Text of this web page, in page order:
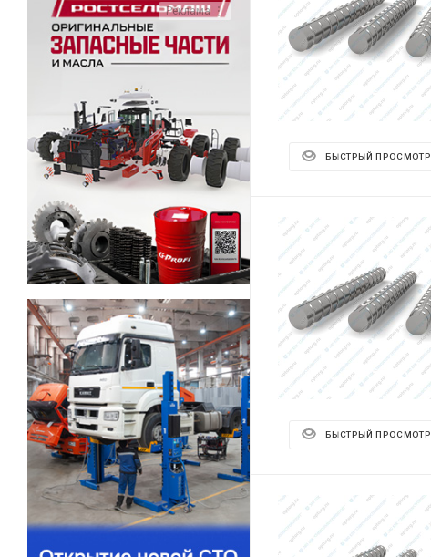
БЫСТРЫЙ ПРОСМОТР
БЫСТРЫЙ ПРОСМОТР
Реклама ⋮